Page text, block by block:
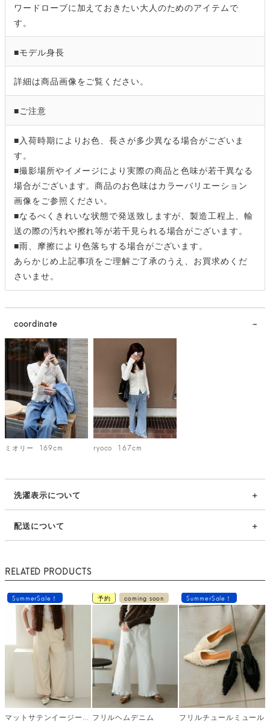
ワードローブに加えておきたい大人のためのアイテムで
す。
■モデル身長
詳細は商品画像をご覧ください。
■ご注意
■入荷時期によりお色、長さが多少異なる場合がございま
す。
■撮影場所やイメージにより実際の商品と色味が若干異なる
場合がございます。商品のお色味はカラーバリエーション
画像をご参照ください。
■なるべくきれいな状態で発送致しますが、製造工程上、輸
送の際の汚れや擦れ等が若干見られる場合がございます。
■雨、摩擦により色落ちする場合がございます。
あらかじめ上記事項をご理解ご了承のうえ、お買求めくだ
さいませ。
coordinate
ミオリー 169cm ryoco 167cm
洗濯表示について
配送について
RELATED PRODUCTS
マットサテンイージーパンツ メール便
SummerSale！
フリルヘムデニム
予約 coming soon
フリルチュールミュール
SummerSale！